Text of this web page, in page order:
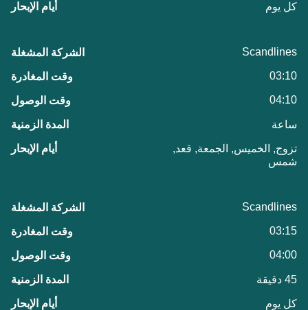
كل يوم
Scandlines
03:10
04:10
ساعة
تزوج, الخميس, الجمعة, قعد,
شمس
Scandlines
03:15
04:00
45 دقيقة
كل يوم